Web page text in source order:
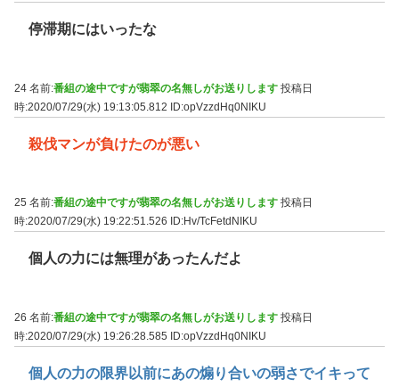
停滞期にはいったな
24 名前:番組の途中ですが翡翠の名無しがお送りします 投稿日
時:2020/07/29(水) 19:13:05.812 ID:opVzzdHq0NIKU
殺伐マンが負けたのが悪い
25 名前:番組の途中ですが翡翠の名無しがお送りします 投稿日
時:2020/07/29(水) 19:22:51.526
ID:Hv/TcFetdNIKU
個人の力には無理があったんだよ
26 名前:番組の途中ですが翡翠の名無しがお送りします 投稿日
時:2020/07/29(水) 19:26:28.585
ID:opVzzdHq0NIKU
個人の力の限界以前にあの煽り合いの弱さでイキって